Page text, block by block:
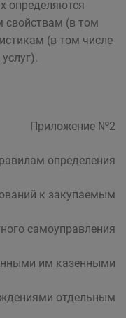
определяются
свойствам (в том
(в том числе
Приложение №2
определения
к закупаемым
самоуправления
им казенными
отдельным